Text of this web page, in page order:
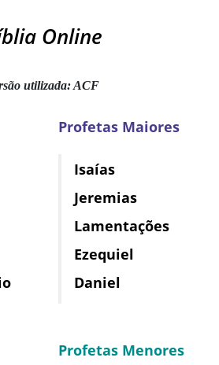
Online
utilizada: ACF
Profetas Maiores
Isaías
Jeremias
Lamentações
Ezequiel
Daniel
Profetas Menores